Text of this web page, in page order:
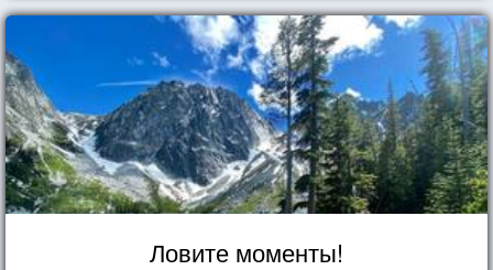
Ловите моменты!